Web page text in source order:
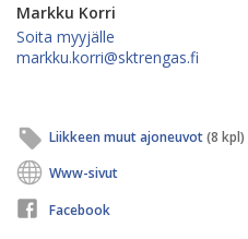
Markku Korri
Soita myyjälle
markku.korri@sktrengas.fi
Liikkeen muut ajoneuvot(8 kpl)
Www-sivut
Facebook